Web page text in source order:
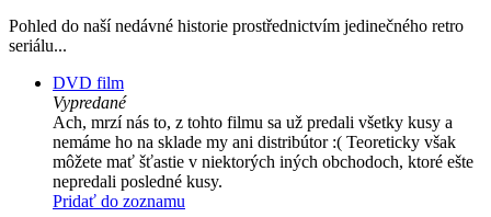
Pohled do naší nedávné historie prostřednictvím jedinečného retro
seriálu...
DVD film
Vypredané
Ach, mrzí nás to, z tohto filmu sa už predali všetky kusy a
nemáme ho na sklade my ani distribútor :( Teoreticky však
môžete mať šťastie v niektorých iných obchodoch, ktoré ešte
nepredali posledné kusy.
Pridať do zoznamu